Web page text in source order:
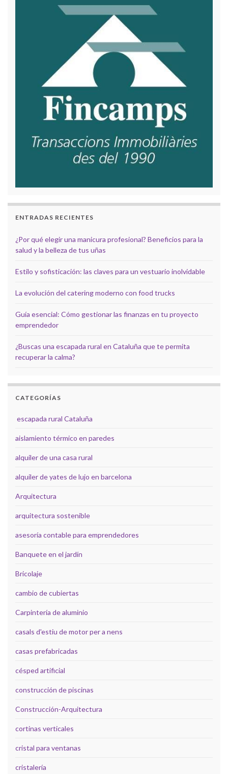
ENTRADAS RECIENTES
¿Por qué elegir una manicura profesional? Beneficios para la
salud y la belleza de tus uñas
Estilo y sofisticación: las claves para un vestuario inolvidable
La evolución del catering moderno con food trucks
Guía esencial: Cómo gestionar las finanzas en tu proyecto
emprendedor
¿Buscas una escapada rural en Cataluña que te permita
recuperar la calma?
CATEGORÍAS
escapada rural Cataluña
aislamiento térmico en paredes
alquiler de una casa rural
alquiler de yates de lujo en barcelona
Arquitectura
arquitectura sostenible
asesoría contable para emprendedores
Banquete en el jardín
Bricolaje
cambio de cubiertas
Carpintería de aluminio
casals d'estiu de motor per a nens
casas prefabricadas
césped artificial
construcción de piscinas
Construcción-Arquitectura
cortinas verticales
cristal para ventanas
cristalería